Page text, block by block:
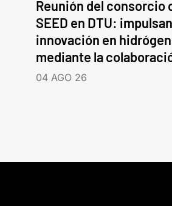
Reunión del consorcio
SEED en DTU:
innovación en
mediante la
04 AGO 26